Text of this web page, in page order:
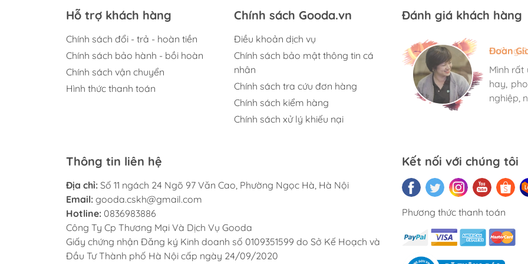
Hỗ trợ khách hàng
Chính sách đổi - trả - hoàn tiền
Chính sách bảo hành - bồi hoàn
Chính sách vận chuyển
Hình thức thanh toán
Chính sách Gooda.vn
Điều khoản dịch vụ
Chính sách bảo mật thông tin cá
nhân
Chính sách tra cứu đơn hàng
Chính sách kiểm hàng
Chính sách xử lý khiếu nại
Đánh giá khách hàng
Hương
Mình rất
hay,
nghiệp,
Đoàn
Mình rất
hay,
nghiệp,
Ngọc
Mình rất
hay,
nghiệp,
Thông tin liên hệ
Địa chỉ: Số 11 ngách 24 Ngõ 97 Văn Cao, Phường Ngọc Hà, Hà Nội
Email: gooda.cskh@gmail.com
Hotline: 0836983886
Công Ty Cp Thương Mại Và Dịch Vụ Gooda
Giấy chứng nhận Đăng ký Kinh doanh số 0109351599 do Sở Kế Hoạch và
Đầu Tư Thành phố Hà Nội cấp ngày 24/09/2020
Kết nối với chúng tôi
Phương thức thanh toán